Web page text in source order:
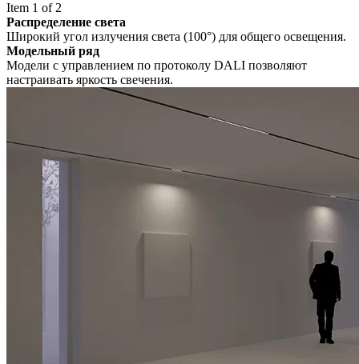
Item 1 of 2
Распределение света
Широкий угол излучения света (100°) для общего освещения.
Модельный ряд
Модели с управлением по протоколу DALI позволяют
настраивать яркость свечения.